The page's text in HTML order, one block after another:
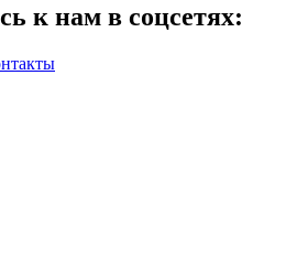
к нам в соцсетях: